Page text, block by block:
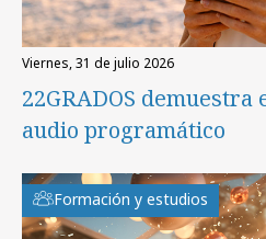
viernes, 31 de julio 2026
22GRADOS
audio programático
Formación y estudios